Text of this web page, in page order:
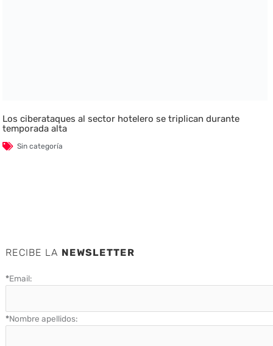
Los ciberataques al sector hotelero se triplican durante
temporada alta
Sin categoría
RECIBE LA NEWSLETTER
*Email:
*Nombre apellidos: